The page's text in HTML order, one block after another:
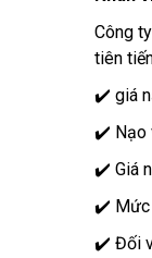
Công
tiên
✔️ giá
✔️ Nạo
✔️ Giá
✔️ Mức
✔️ Đối